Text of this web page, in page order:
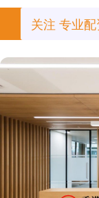
关注 专业